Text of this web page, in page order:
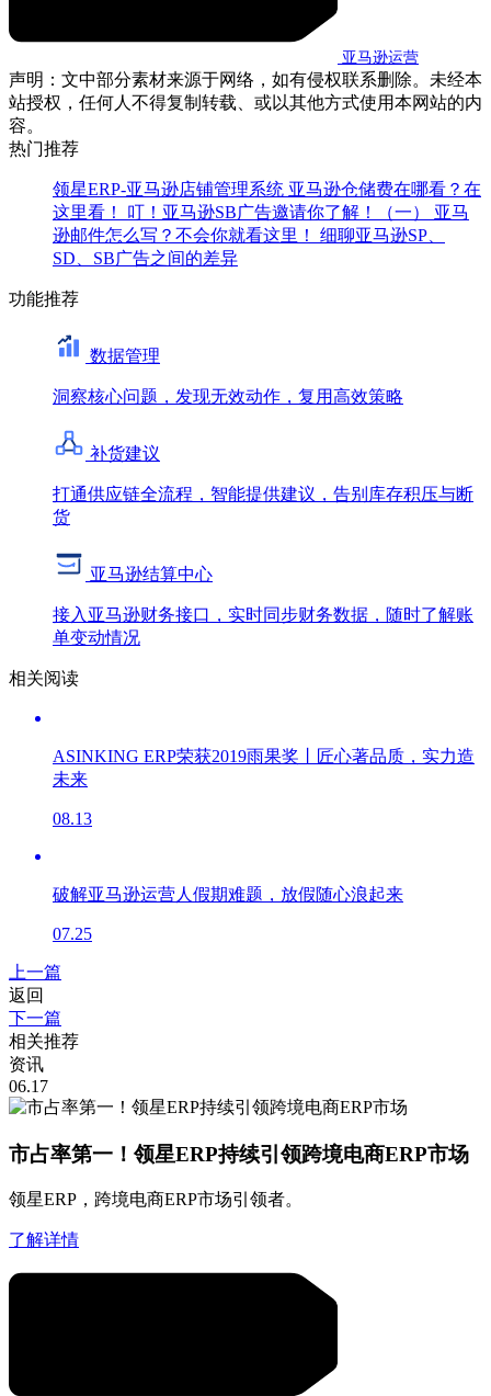
亚马逊运营
声明：文中部分素材来源于网络，如有侵权联系删除。未经本
站授权，任何人不得复制转载、或以其他方式使用本网站的内
容。
热门推荐
领星ERP-亚马逊店铺管理系统 亚马逊仓储费在哪看？在
这里看！ 叮！亚马逊SB广告邀请你了解！（一） 亚马
逊邮件怎么写？不会你就看这里！ 细聊亚马逊SP、
SD、SB广告之间的差异
功能推荐
数据管理
洞察核心问题，发现无效动作，复用高效策略
补货建议
打通供应链全流程，智能提供建议，告别库存积压与断
货
亚马逊结算中心
接入亚马逊财务接口，实时同步财务数据，随时了解账
单变动情况
相关阅读
ASINKING ERP荣获2019雨果奖丨匠心著品质，实力造
未来
08.13
破解亚马逊运营人假期难题，放假随心浪起来
07.25
上一篇
返回
下一篇
相关推荐
资讯
06.17
市占率第一！领星ERP持续引领跨境电商ERP市场
领星ERP，跨境电商ERP市场引领者。
了解详情